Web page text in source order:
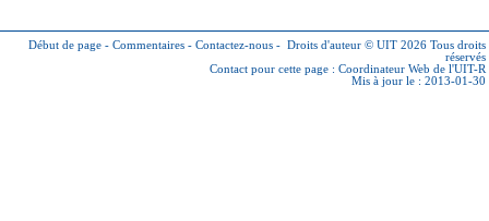
Début de page - Commentaires - Contactez-nous - Droits d'auteur © UIT 2026 Tous droits
réservés
Contact pour cette page : Coordinateur Web de l'UIT-R
Mis à jour le : 2013-01-30